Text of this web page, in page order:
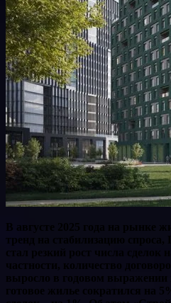
В августе 2025 года на рынке
тренд на стабилизацию
стал резкий рост числа сделок
частности, количество
выросло в годовом выражении
готовое жилье сократился на